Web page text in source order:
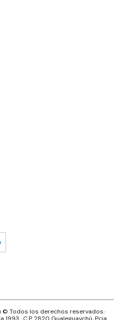
© Todos los derechos reservados.·